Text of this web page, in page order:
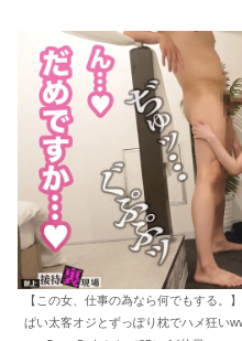
【この女、仕事の為なら何でもする。
ぱい太客オジとずっぽり枕でハメ狂い